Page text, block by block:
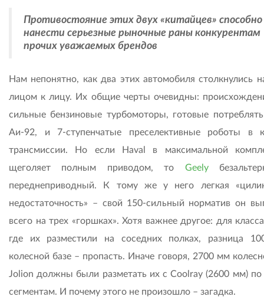
Противостояние этих двух «китайцев» способно
нанести серьезные рыночные раны конкурентам
прочих уважаемых брендов
Нам непонятно, как два этих автомобиля столкнулись
лицом к лицу. Их общие черты очевидны:
сильные бензиновые турбомоторы, готовые
Аи-92, и 7-ступенчатые преселективные роботы в
трансмиссии. Но если Haval в максимальной
щеголяет полным приводом, то Geely
переднеприводный. К тому же у него легкая
недостаточность» – свой 150-сильный норматив он
всего на трех «горшках». Хотя важнее другое: для
где их разместили на соседних полках, разница
колесной базе – пропасть. Иначе говоря, 2700 мм
Jolion должны были разметать их с Coolray (2600 мм)
сегментам. И почему этого не произошло – загадка.